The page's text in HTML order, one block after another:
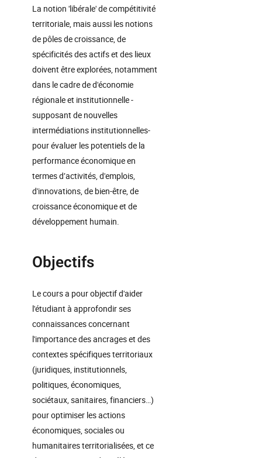
La notion 'libérale' de compétitivité
territoriale, mais aussi les notions
de pôles de croissance, de
spécificités des actifs et des lieux
doivent être explorées, notamment
dans le cadre de d'économie
régionale et institutionnelle -
supposant de nouvelles
intermédiations institutionnelles-
pour évaluer les potentiels de la
performance économique en
termes d’activités, d'emplois,
d'innovations, de bien-être, de
croissance économique et de
développement humain.
Objectifs
Le cours a pour objectif d'aider
l'étudiant à approfondir ses
connaissances concernant
l'importance des ancrages et des
contextes spécifiques territoriaux
(juridiques, institutionnels,
politiques, économiques,
sociétaux, sanitaires, financiers…)
pour optimiser les actions
économiques, sociales ou
humanitaires territorialisées, et ce